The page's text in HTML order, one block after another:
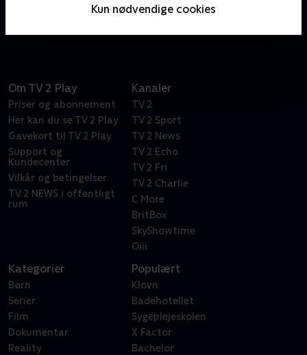
Kun nødvendige cookies
Marty og hans hold af ledelseskonsulenter det
Om TV 2 Play
Priser og abonnement
Her kan du se TV 2 Play
Gavekort til TV 2 Play
Support og
Kundecenter
Vilkår og betingelser
TV 2 NEWS i offentligt
rum
Kanaler
TV 2
TV 2 Sport
TV 2 News
TV 2 Echo
TV 2 Fri
TV 2 Charlie
C More
BritBox
SkyShowtime
Oiii
Kategorier
Børn
Serier
Film
Dokumentar
Reality
Populært
Klovn
Badehotellet
Sygeplejeskolen
X Factor
Bachelor